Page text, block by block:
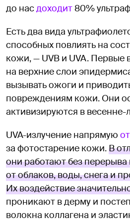
до насдоходит80%
Есть два вида
способных повлиять на
кожи, — UVB и UVA. Первые
на верхние слои
вызывать ожоги и
повреждениям кожи. Они
активизируются в
UVA-излучение напрямую
за фотостарение кожи.В
они работают без
от облаков, воды, снега и
Их воздействие
проникают в дерму и
волокна коллагена и